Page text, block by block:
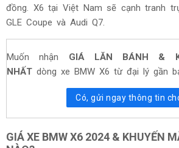
đồng. X6 tại Việt Nam sẽ cạnh tranh
GLE Coupe và Audi Q7.
Muốn nhận GIÁ LĂN BÁNH &
NHẤT dòng xe BMW X6 từ đại lý gần
Có, gửi ngay thông tin
GIÁ XE BMW X6 2024 & KHUYẾN